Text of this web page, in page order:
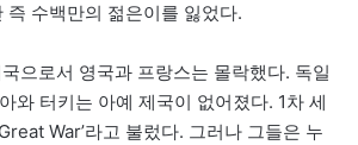
즉 수백만의 젊은이를 잃었다.
으로서 영국과 프랑스는 몰락했다. 독일
와 터키는 아예 제국이 없어졌다. 1차 세
War’라고 불렀다. 그러나 그들은 누